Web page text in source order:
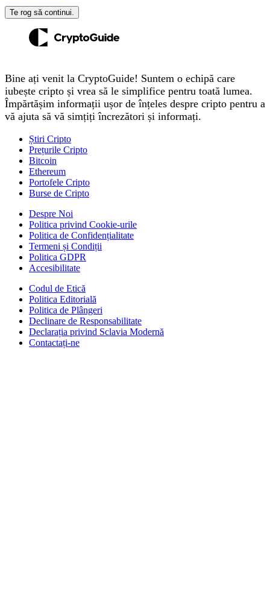
Te rog să continui.
Bine ați venit la CryptoGuide! Suntem o echipă care
iubește cripto și vrea să le simplifice pentru toată lumea.
Împărtășim informații ușor de înțeles despre cripto pentru a
vă ajuta să vă simțiți încrezători și informați.
Știri Cripto
Prețurile Cripto
Bitcoin
Ethereum
Portofele Cripto
Burse de Cripto
Despre Noi
Politica privind Cookie-urile
Politica de Confidențialitate
Termeni și Condiții
Politica GDPR
Accesibilitate
Codul de Etică
Politica Editorială
Politica de Plângeri
Declinare de Responsabilitate
Declarația privind Sclavia Modernă
Contactați-ne